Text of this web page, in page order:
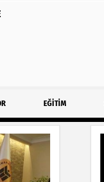
EĞİTİM